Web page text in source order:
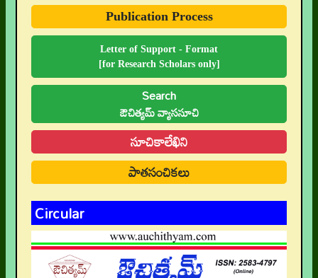
Publication Process
Letter of Support - Format
[for Research Scholars only]
Search
ఔచిత్యమ్ వ్యాససూచి
సూచికాలేఖిని
పాతసంచికలు
Circular